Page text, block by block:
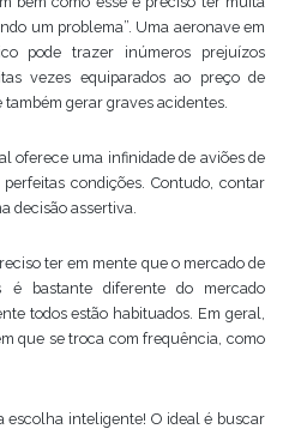
um problema”. Uma aeronave em
pode trazer inúmeros prejuízos
vezes equiparados ao preço de
gerar graves acidentes.
oferece uma infinidade de aviões de
condições. Contudo, contar
decisão assertiva.
ter em mente que o mercado de
é bastante diferente do mercado
todos estão habituados. Em geral,
que se troca com frequência, como
escolha inteligente! O ideal é buscar